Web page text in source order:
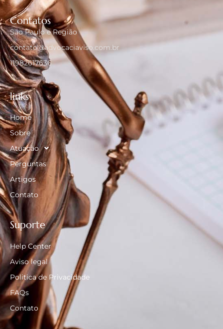
Contatos
São Paulo e Região
contato@advocaciaviso.com.br
11982617636
links
Home
Sobre
Atuação
Perguntas
Artigos
Contato
Suporte
Help Center
Aviso legal
Politica de Privacidade
FAQs
Contato